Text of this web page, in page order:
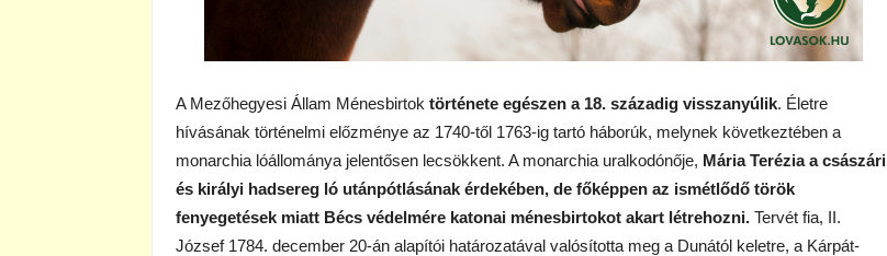
A Mezőhegyesi Állam Ménesbirtok története egészen a 18. századig visszanyúlik. Életre
hívásának történelmi előzménye az 1740-től 1763-ig tartó háborúk, melynek következtében a
monarchia lóállománya jelentősen lecsökkent. A monarchia uralkodónője, Mária Terézia a császári
és királyi hadsereg ló utánpótlásának érdekében, de főképpen az ismétlődő török
fenyegetések miatt Bécs védelmére katonai ménesbirtokot akart létrehozni. Tervét fia, II.
József 1784. december 20-án alapítói határozatával valósította meg a Dunától keletre, a Kárpát-